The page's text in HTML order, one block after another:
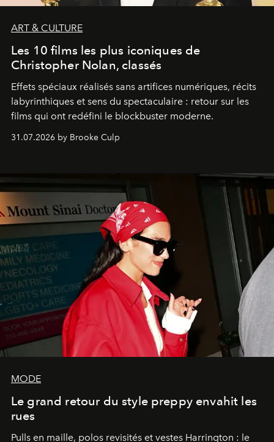
ART & CULTURE
Les 10 films les plus iconiques de
Christopher Nolan, classés
Effets spéciaux réalisés sans artifices numériques, récits
labyrinthiques et sens du spectaculaire : retour sur les
films qui ont redéfini le blockbuster moderne.
31.07.2026 by Brooke Culp
MODE
Le grand retour du style preppy envahit les
rues
Pulls en maille, polos revisités et vestes Harrington : le